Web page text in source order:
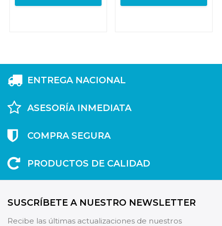
ENTREGA NACIONAL
ASESORÍA INMEDIATA
COMPRA SEGURA
PRODUCTOS DE CALIDAD
SUSCRÍBETE A NUESTRO NEWSLETTER
Recibe las últimas actualizaciones de nuestros